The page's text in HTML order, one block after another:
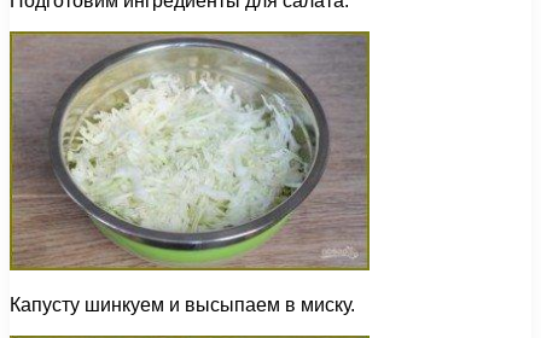
Капусту шинкуем и высыпаем в миску.